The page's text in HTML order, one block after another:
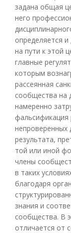
задана общая
него
определяется
на пути к этой
главные
которым
рассеянная
сообщества на
намеренно
фальсификация
непроверенных
результата,
той или иной
члены
в таких
благодаря
знания и
сообщества. В
отличается от